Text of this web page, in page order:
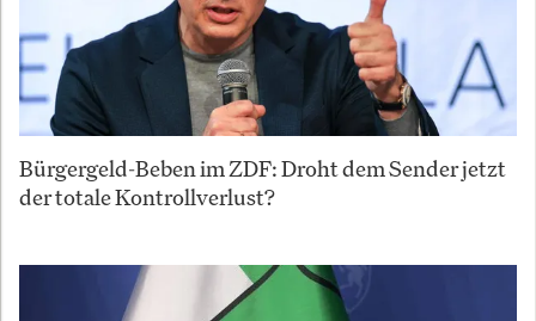
Bürgergeld-Beben im ZDF: Droht dem Sender jetzt
der totale Kontrollverlust?